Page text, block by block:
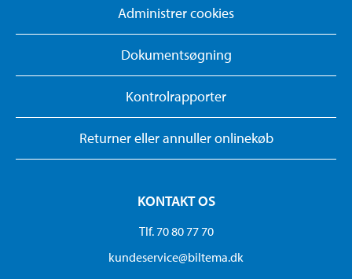
Administrer cookies
Dokumentsøgning
Kontrolrapporter
Returner eller annuller onlinekøb
KONTAKT OS
Tlf. 70 80 77 70
kundeservice@biltema.dk